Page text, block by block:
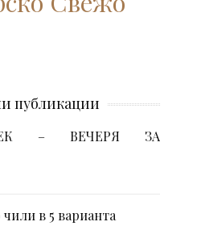
публикации
– ВЕЧЕРЯ ЗА
в 5 варианта